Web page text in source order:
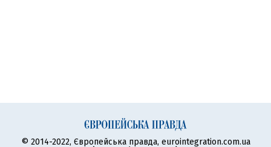
© 2014-2022, Європейська правда, eurointegration.com.ua